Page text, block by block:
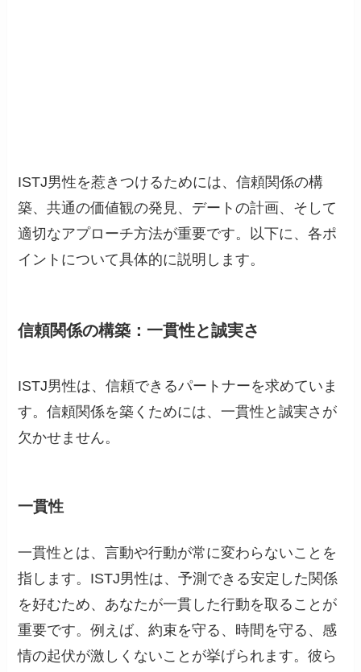
ISTJ男性を惹きつけるためには、信頼関係の構
築、共通の価値観の発見、デートの計画、そして
適切なアプローチ方法が重要です。以下に、各ポ
イントについて具体的に説明します。
信頼関係の構築：一貫性と誠実さ
ISTJ男性は、信頼できるパートナーを求めていま
す。信頼関係を築くためには、一貫性と誠実さが
欠かせません。
一貫性
一貫性とは、言動や行動が常に変わらないことを
指します。ISTJ男性は、予測できる安定した関係
を好むため、あなたが一貫した行動を取ることが
重要です。例えば、約束を守る、時間を守る、感
情の起伏が激しくないことが挙げられます。彼ら